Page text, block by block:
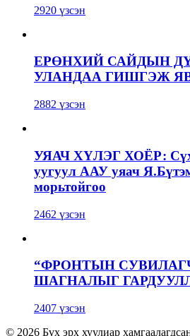
2920 үзсэн
ЕРӨНХИЙ САЙДЫН
УЛАНДАА ГИШГЭЖ
2882 үзсэн
УЯАЧ ХҮЛЭГ ХОЁР:
уугуул ААУ уяач
морьтойгоо
2462 үзсэн
“ФРОНТЫН
ШАГНАЛЫГ
2407 үзсэн
© 2026 Бүх эрх хуулиар